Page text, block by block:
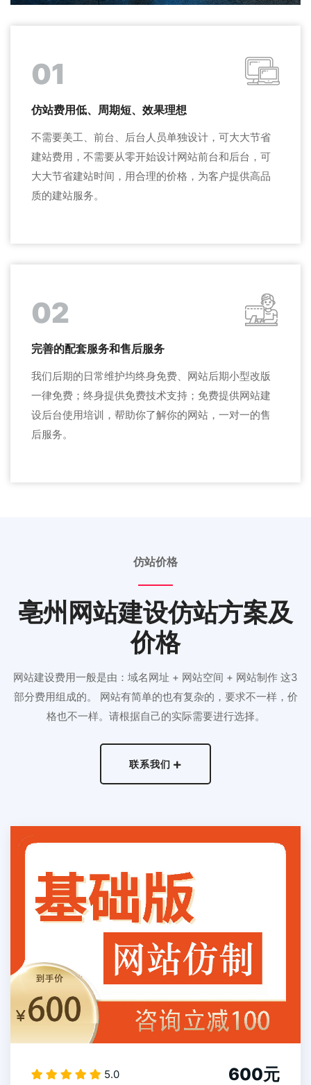
01
仿站费用低、周期短、效果理想
不需要美工、前台、后台人员单独设计，可大大节省
建站费用，不需要从零开始设计网站前台和后台，可
大大节省建站时间，用合理的价格，为客户提供高品
质的建站服务。
02
完善的配套服务和售后服务
我们后期的日常维护均终身免费、网站后期小型改版
一律免费；终身提供免费技术支持；免费提供网站建
设后台使用培训，帮助你了解你的网站，一对一的售
后服务。
仿站价格
亳州网站建设仿站方案及
价格
网站建设费用一般是由：域名网址 + 网站空间 + 网站制作 这3
部分费用组成的。 网站有简单的也有复杂的，要求不一样，价
格也不一样。请根据自己的实际需要进行选择。
联系我们
5.0 600元